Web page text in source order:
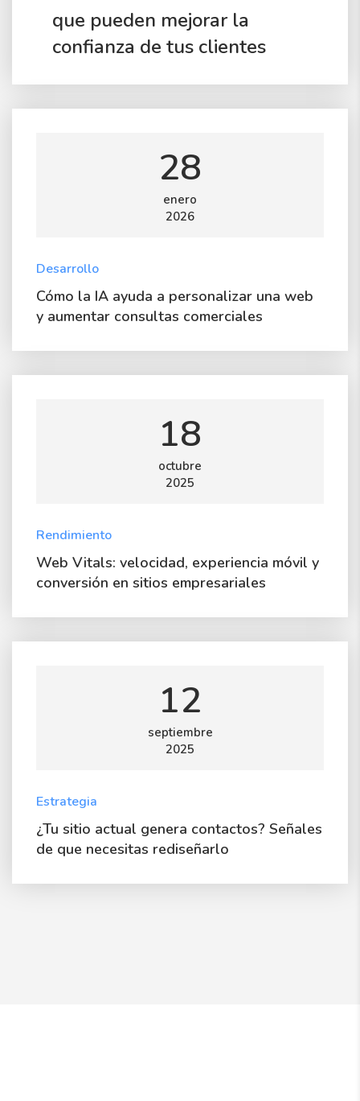
que pueden mejorar la
confianza de tus clientes
28
enero
2026
Desarrollo
Cómo la IA ayuda a personalizar una web
y aumentar consultas comerciales
18
octubre
2025
Rendimiento
Web Vitals: velocidad, experiencia móvil y
conversión en sitios empresariales
12
septiembre
2025
Estrategia
¿Tu sitio actual genera contactos? Señales
de que necesitas rediseñarlo